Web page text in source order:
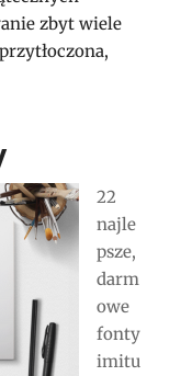
zbyt wiele
22
najle
psze,
darm
owe
fonty
imitu